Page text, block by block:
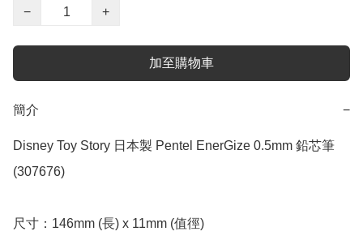
−
+
加至購物車
簡介 −
Disney Toy Story 日本製 Pentel EnerGize 0.5mm 鉛芯筆
(307676)
尺寸：146mm (長) x 11mm (值徑)